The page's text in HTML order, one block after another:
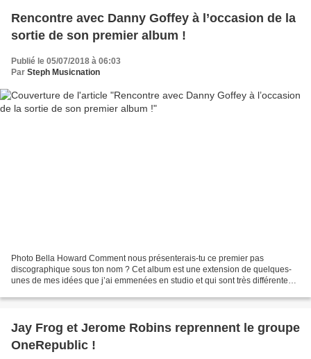
Rencontre avec Danny Goffey à l’occasion de la
sortie de son premier album !
Publié le 05/07/2018 à 06:03
Par Steph Musicnation
Photo Bella Howard Comment nous présenterais-tu ce premier pas
discographique sous ton nom ? Cet album est une extension de quelques-
unes de mes idées que j’ai emmenées en studio et qui sont très différentes ;
Jay Frog et Jerome Robins reprennent le groupe
OneRepublic !